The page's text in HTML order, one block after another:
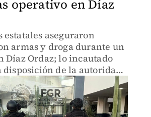
operativo en Díaz
estatales aseguraron
armas y droga durante un
Díaz Ordaz; lo incautado
disposición de la autoridad